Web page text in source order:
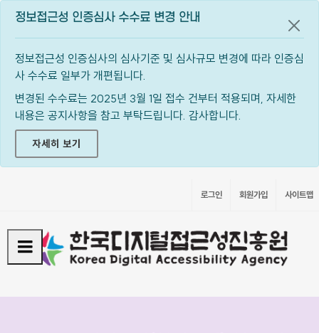
정보접근성 인증심사 수수료 변경 안내
정보접근성 인증심사의 심사기준 및 심사규모 변경에 따라 인증심
사 수수료 일부가 개편됩니다.
변경된 수수료는 2025년 3월 1일 접수 건부터 적용되며, 자세한
내용은 공지사항을 참고 부탁드립니다. 감사합니다.
자세히 보기
공지
로그인 회원가입 사이트맵